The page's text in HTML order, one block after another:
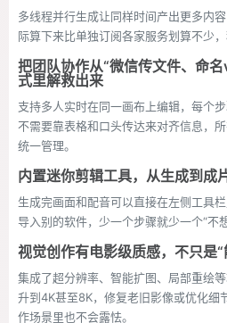
多线程并行生成让同样时间产出更多内
际算下来比单独订阅各家服务划算不少，
把团队协作从“微信传文件、命
式里解救出来
支持多人实时在同一画布上编辑，每个
不需要靠表格和口头传达来对齐信息，
统一管理。
内置迷你剪辑工具，从生成到成
生成完画面和配音可以直接在左侧工具
导入别的软件，少一个步骤就少一个“不
视觉创作有电影级质感，不只是“
集成了超分辨率、智能扩图、局部重绘
升到4K甚至8K，修复老旧影像或优化细
作场景里也不会露怯。